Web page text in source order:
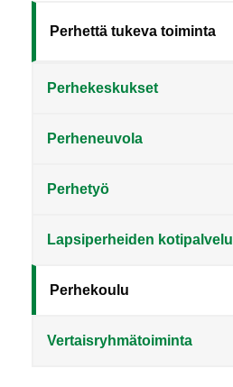
Sote
Menu
Asiakkaille
level
Perhettä tukeva toiminta
Perhekeskukset
Perheneuvola
Perhetyö
Lapsiperheiden kotipalvelu
Perhekoulu
Vertaisryhmätoiminta